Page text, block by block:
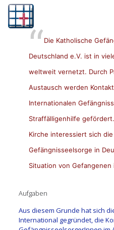
Die Katholische
Deutschland e.V. ist in
weltweit vernetzt. Durch
Austausch werden
Internationalen
Straffälligenhilfe
Kirche interessiert sich
Gefängnisseelsorge in
Situation von Gefangenen
Aufgaben
Aus diesem Grunde hat sich
International gegründet, die